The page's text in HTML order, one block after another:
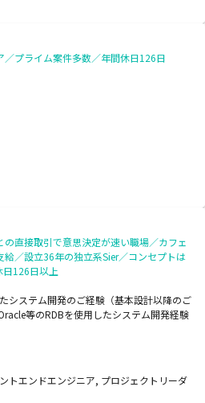
／プライム案件多数／年間休日126日
の直接取引で意思決定が速い職場／カフェ
／設立36年の独立系Sier／コンセプトは
日126日以上
システム開発のご経験（基本設計以降のご
等のRDBを使用したシステム開発経験
トエンドエンジニア, プロジェクトリーダ